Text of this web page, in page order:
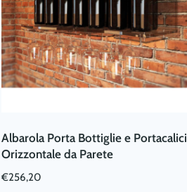
Albarola Porta Bottiglie e Portacalici
Orizzontale da Parete
€256,20